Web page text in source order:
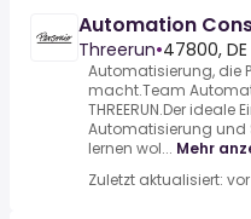
Automation
Threerun•47800, DE
Automatisierung, die
macht.Team
THREERUN.Der ideale
Automatisierung und
lernen wol... Mehr
Zuletzt aktualisiert: